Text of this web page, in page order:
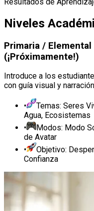
Niveles
Primaria /
(¡Próximamente!)
Introduce a los
con guía visual y
•
Temas: Seres
Agua, Ecosistemas
•
Modos: Modo
de Avatar
•
Objetivo:
Confianza